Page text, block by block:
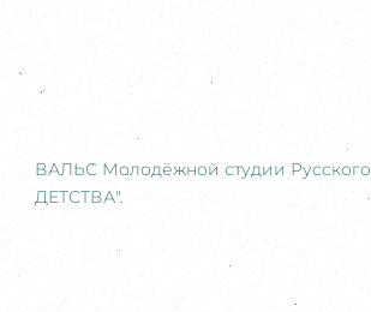
ВАЛЬС Молодёжной студии
ДЕТСТВА".